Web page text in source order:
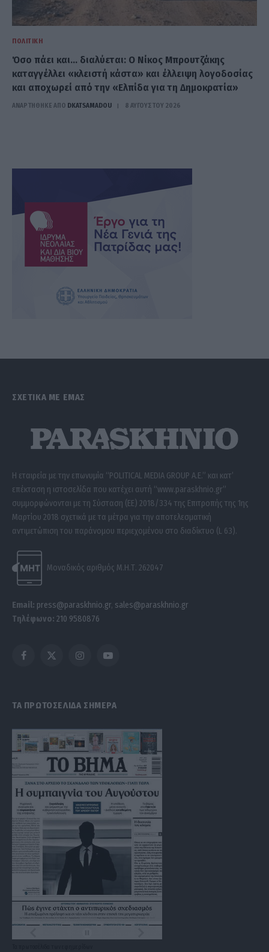
ΠΟΛΙΤΙΚΉ
Όσο πάει και… διαλύεται: Ο Νίκος Μπρουτζάκης
καταγγέλλει «κλειστή κάστα» και έλλειψη λογοδοσίας
και αποχωρεί από την «Ελπίδα για τη Δημοκρατία»
ΑΝΑΡΤΗΘΗΚΕ ΑΠΟ DKATSAMADOU 8 ΑΥΓΟΎΣΤΟΥ 2026
ΣΧΕΤΙΚΑ ΜΕ ΕΜΑΣ
Η εταιρεία με την επωνυμία “POLITICAL MEDIA GROUP A.E.” και κατ’
επέκταση η ιστοσελίδα που κατέχει αυτή “www.paraskhnio.gr”
συμμορφώνονται με τη Σύσταση (ΕΕ) 2018/334 της Επιτροπής της 1ης
Μαρτίου 2018 σχετικά με τα μέτρα για την αποτελεσματική
αντιμετώπιση του παράνομου περιεχομένου στο διαδίκτυο (L 63).
Μοναδικός αριθμός Μ.Η.Τ. 262047
Email: press@paraskhnio.gr, sales@paraskhnio.gr
Τηλέφωνο: 210 9580876
Facebook
X
InstagramYouTube
ΤΑ ΠΡΩΤΟΣΕΛΙΔΑ ΣΗΜΕΡΑ